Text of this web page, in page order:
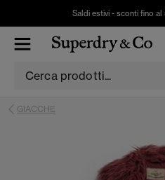
Saldi estivi - sconti fino
GIACCHE